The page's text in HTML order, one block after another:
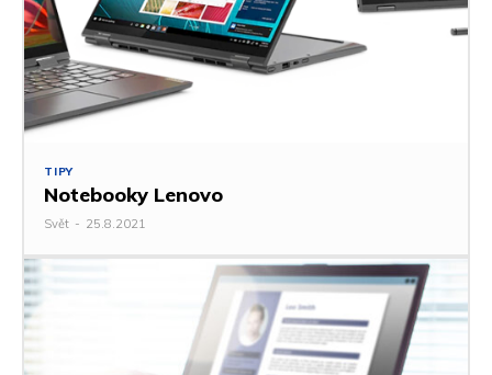
TIPY
Notebooky Lenovo
Svět - 25.8.2021